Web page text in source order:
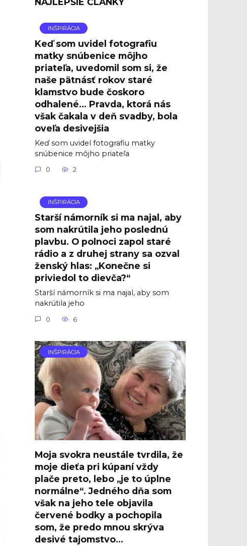
INŠPIRÁCIA
Keď som uvidel fotografiu
matky snúbenice môjho
priateľa, uvedomil som si, že
naše pätnásť rokov staré
klamstvo bude čoskoro
odhalené… Pravda, ktorá nás
však čakala v deň svadby, bola
oveľa desivejšia
Keď som uvidel fotografiu matky
snúbenice môjho priateľa
0 2
INŠPIRÁCIA
Starší námorník si ma najal, aby
som nakrútila jeho poslednú
plavbu. O polnoci zapol staré
rádio a z druhej strany sa ozval
ženský hlas: „Konečne si
priviedol to dievča?“
Starší námorník si ma najal, aby som
nakrútila jeho
0 6
INŠPIRÁCIA
Moja svokra neustále tvrdila, že
moje dieťa pri kúpaní vždy
plače preto, lebo „je to úplne
normálne“. Jedného dňa som
však na jeho tele objavila
červené bodky a pochopila
som, že predo mnou skrýva
desivé tajomstvo…